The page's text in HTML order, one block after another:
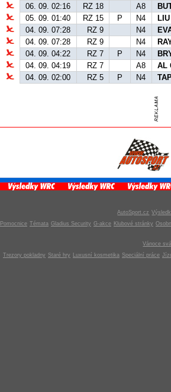
06. 09. 02:16
RZ 18 A8
05. 09. 01:40
RZ 15 P N4
04. 09. 07:28
RZ 9 N4
04. 09. 07:28
RZ 9 N4
04. 09. 04:22
RZ 7 P N4
04. 09. 04:19
RZ 7 A8 AL
04. 09. 02:00
RZ 5 P N4
AutoSport.cz
Pomocnice Témata Gladius Security G-akce Klubové stránky
Vánoce
Trezory pokladny Staré hry Luxusní kosmetika Speciální práce